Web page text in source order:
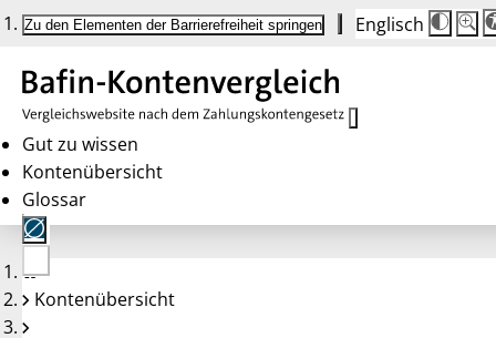
Zu den Elementen der Barrierefreiheit springen Englisch
Die
100
Gut zu wissen
Kontenübersicht
Glossar
Keine
Konten
Kontenübersicht